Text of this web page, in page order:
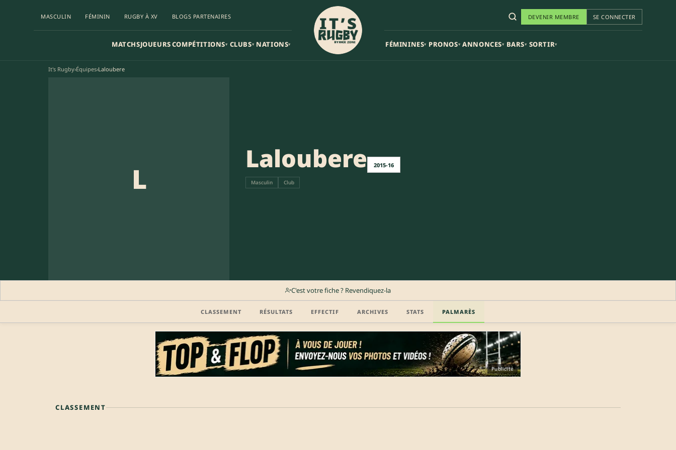
MASCULIN FÉMININ RUGBY À XV BLOGS PARTENAIRES
MATCHSJOUEURSCOMPÉTITIONS▾ CLUBS▾ NATIONS▾
DEVENIR MEMBRE SE CONNECTER
FÉMININES▾ PRONOS▾ ANNONCES▾ BARS▾ SORTIR▾
It's Rugby›Équipes›Laloubere
L
Laloubere 2015-16
Masculin Club
C'est votre fiche ? Revendiquez-la
CLASSEMENT RÉSULTATS EFFECTIF ARCHIVES STATS PALMARÈS
Publicité
CLASSEMENT